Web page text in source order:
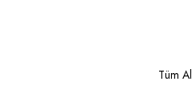
Tüm